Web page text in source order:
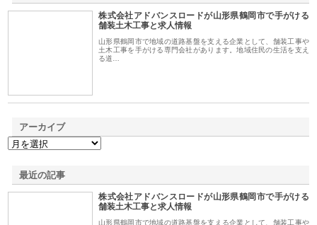
株式会社アドバンスロードが山形県鶴岡市で手がける
舗装土木工事と求人情報
山形県鶴岡市で地域の道路基盤を支える企業として、舗装工事や
土木工事を手がける専門会社があります。地域住民の生活を支え
る道…
アーカイブ
最近の記事
株式会社アドバンスロードが山形県鶴岡市で手がける
舗装土木工事と求人情報
山形県鶴岡市で地域の道路基盤を支える企業として、舗装工事や